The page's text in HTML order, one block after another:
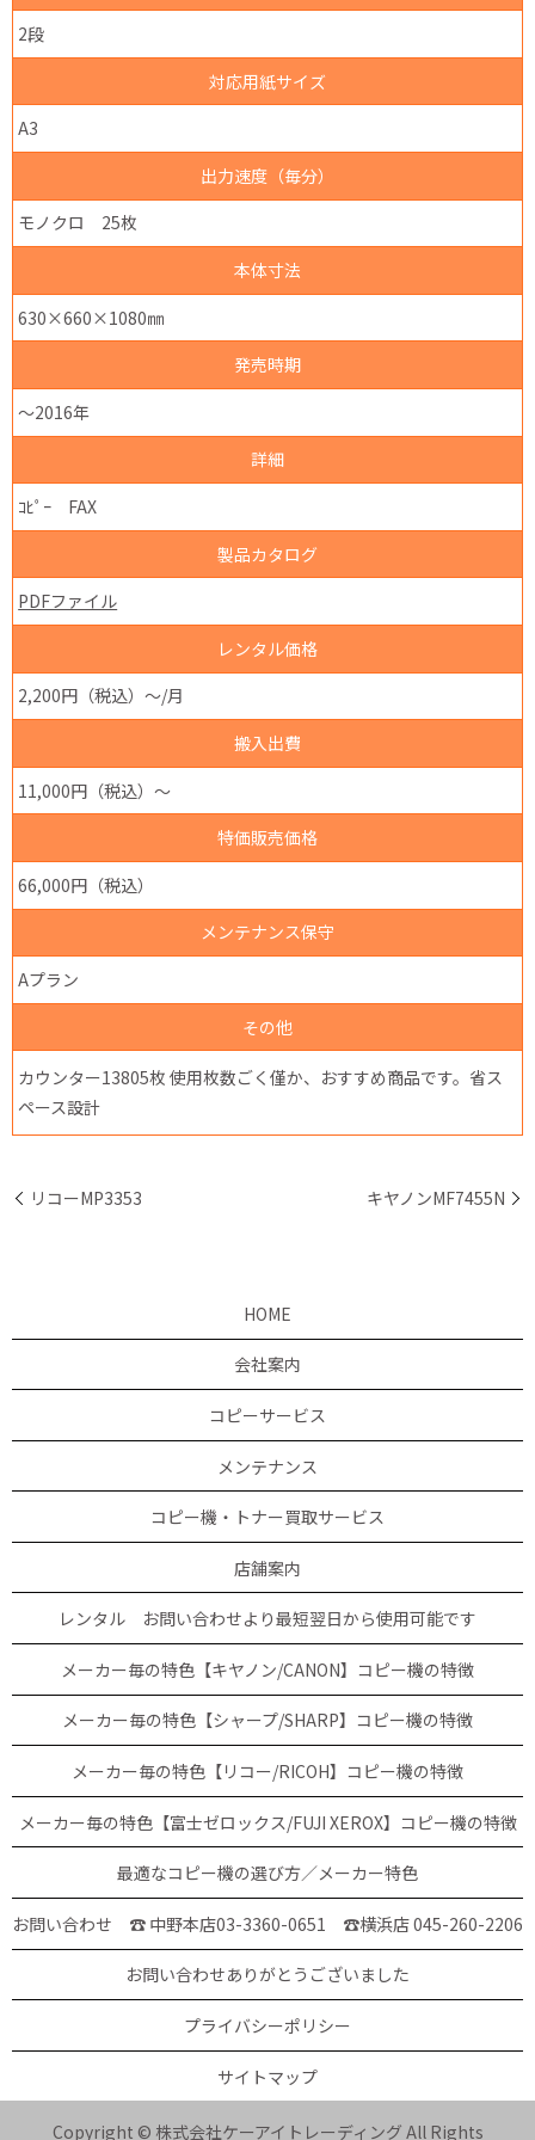
2段
対応用紙サイズ
A3
出力速度（毎分）
モノクロ 25枚
本体寸法
630×660×1080㎜
発売時期
～2016年
詳細
ｺﾋﾟｰ FAX
製品カタログ
PDFファイル
レンタル価格
2,200円（税込）～/月
搬入出費
11,000円（税込）～
特価販売価格
66,000円（税込）
メンテナンス保守
Aプラン
その他
カウンター13805枚 使用枚数ごく僅か、おすすめ商品です。省ス
ペース設計
リコーMP3353 キヤノンMF7455N
HOME
会社案内
コピーサービス
メンテナンス
コピー機・トナー買取サービス
店舗案内
レンタル お問い合わせより最短翌日から使用可能です
メーカー毎の特色【キヤノン/CANON】コピー機の特徴
メーカー毎の特色【シャープ/SHARP】コピー機の特徴
メーカー毎の特色【リコー/RICOH】コピー機の特徴
メーカー毎の特色【富士ゼロックス/FUJI XEROX】コピー機の特徴
最適なコピー機の選び方／メーカー特色
お問い合わせ ☎ 中野本店03-3360-0651 ☎横浜店 045-260-2206
お問い合わせありがとうございました
プライバシーポリシー
サイトマップ
Copyright © 株式会社ケーアイトレーディング All Rights